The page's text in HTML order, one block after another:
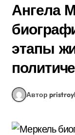
Ангела
этапы
Автор